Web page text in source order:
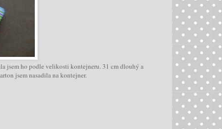
jsem ho podle velikosti kontejneru. 31 cm dlouhý a
jsem nasadila na kontejner.